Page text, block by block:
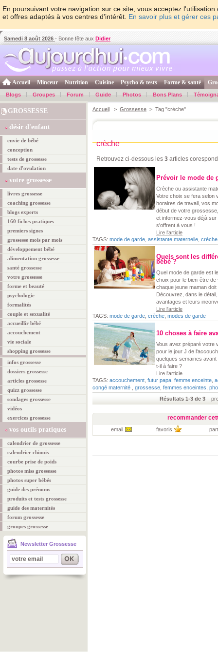
En poursuivant votre navigation sur ce site, vous acceptez
et offres adaptés à vos centres d'intérêt. En savoir plus et gérer ces
Samedi 8 août 2026 - Bonne fête aux Didier
Accueil Minceur Nutrition Cuisine Psycho & tests Forme & santé
Blogs Groupes Forum Guide Photos Bons Plans
GROSSESSE
désir d'enfant
envie de bébé
conception
tests de grossesse
date d'ovulation
votre grossesse
livres grossesse
coaching grossesse
blogs experts
160 fiches pratiques
premiers signes
grossesse mois par mois
développement bébé
alimentation grossesse
santé grossesse
votre grossesse
forme et beauté
psychologie
formalités
couple et sexualité
accueillir bébé
accouchement
vie sociale
shopping grossesse
infos grossesse
dossiers grossesse
articles grossesse
quizz grossesse
sondages grossesse
vidéos
exercices grossesse
vos outils pratiques
calendrier de grossesse
calendrier chinois
courbe prise de poids
photos miss grossesse
photos super bébés
guide des prénoms
produits et tests grossesse
guide des maternités
forum grossesse
groupes grossesse
Newsletter Grossesse
Accueil > Grossesse > Tag "crèche"
crèche
Retrouvez ci-dessous les 3 articles
Prévoir le mode de
Crèche ou assistante
Votre choix se fera selon
horaires de travail, vos
début de votre
et informez-vous déjà
s'offrent à vous !
Lire l'article
TAGS: mode de garde assistante maternelle crèche
Quels sont les
bébé ?
Quel mode de garde est
choix pour le bien-être
chaque jeune maman
Découvrez, dans le
avantages et leurs
Lire l'article
TAGS: mode de garde crèche modes de garde
10 choses à faire
Vous avez préparé votre
pour le jour J de
quelques semaines
t-il à faire ?
Lire l'article
TAGS: accouchement futur papa femme enceinte
congé maternité
grossesse femmes enceintes
Résultats 1-3 de 3
recommander
email favoris